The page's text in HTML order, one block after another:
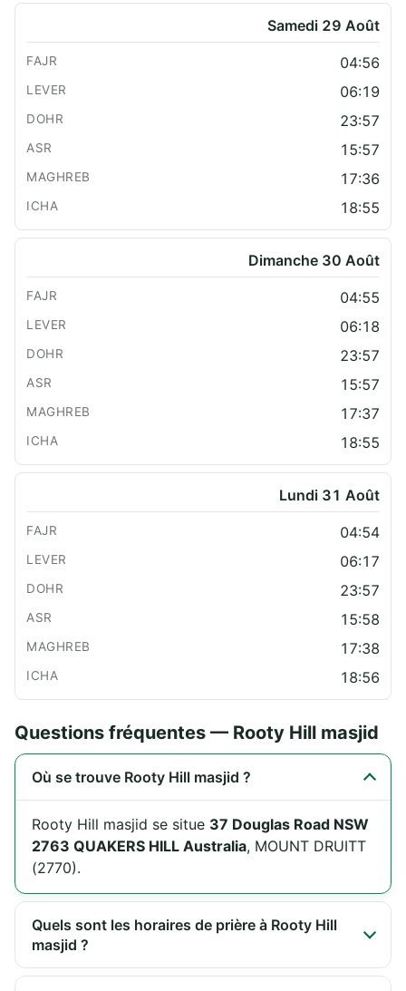
Samedi 29 Août
04:56
06:19
23:57
15:57
17:36
18:55
Dimanche 30 Août
04:55
06:18
23:57
15:57
17:37
18:55
Lundi 31 Août
04:54
06:17
23:57
15:58
17:38
18:56
Questions fréquentes — Rooty Hill masjid
Où se trouve Rooty Hill masjid ?
Rooty Hill masjid se situe 37 Douglas Road NSW
2763 QUAKERS HILL Australia, MOUNT DRUITT
(2770).
Quels sont les horaires de prière à Rooty Hill
masjid ?